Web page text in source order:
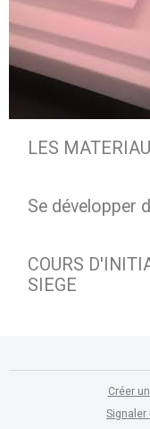
LES
Se développer
COURS
SIEGE
Créer